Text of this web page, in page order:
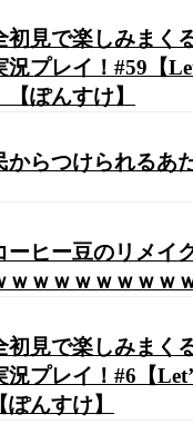
初見で楽しみまく
況プレイ！#59【
ぽんすけ】
からつけられるあ
ーヒー豆のリメイ
ｗｗｗｗｗｗｗｗ
初見で楽しみまく
況プレイ！#6【
んすけ】